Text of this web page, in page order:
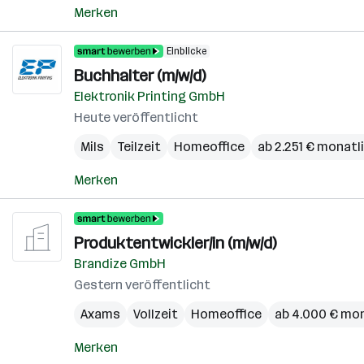
Merken
Einblicke
Buchhalter (m/w/d)
Elektronik Printing GmbH
Heute veröffentlicht
Mils
Teilzeit Homeoffice ab 2.251 €
Merken
Produktentwickler/in (m/w/d)
Brandize GmbH
Gestern veröffentlicht
Axams
Vollzeit Homeoffice ab 4.000 €
Merken